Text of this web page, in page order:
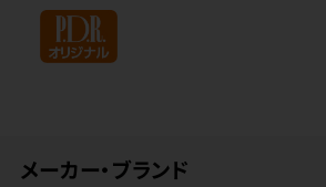
メーカー・ブランド